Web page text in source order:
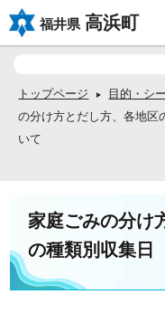
福井県 高浜町
トップページ 目的・シ
の分け方とだし方、各地区
いて
家庭ごみの分け
の種類別収集日